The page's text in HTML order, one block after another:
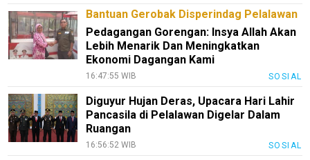
Bantuan Gerobak Disperindag Pelalawan
Pedagangan Gorengan: Insya Allah Akan
Lebih Menarik Dan Meningkatkan
Ekonomi Dagangan Kami
16:47:55 WIB SOSIAL
Diguyur Hujan Deras, Upacara Hari Lahir
Pancasila di Pelalawan Digelar Dalam
Ruangan
16:56:52 WIB SOSIAL